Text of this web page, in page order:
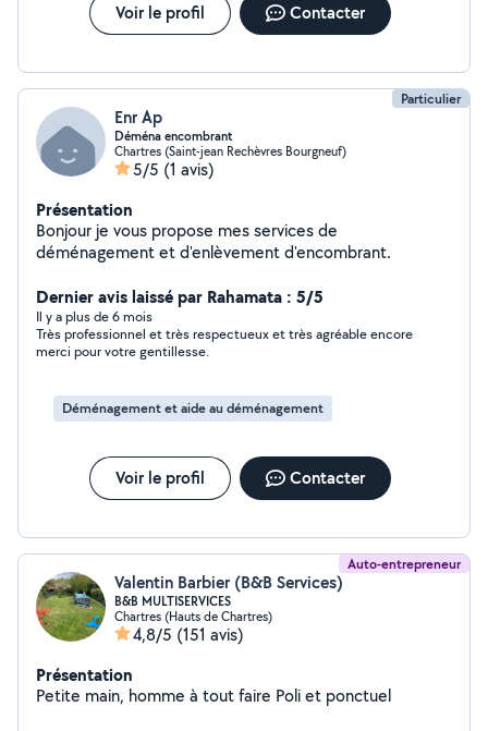
Voir le profil Contacter
Particulier
Enr Ap
Déména encombrant
Chartres (Saint-jean Rechèvres Bourgneuf)
5/5 (1 avis)
Présentation
Bonjour je vous propose mes services de
déménagement et d'enlèvement d'encombrant.
Dernier avis laissé par Rahamata : 5/5
Il y a plus de 6 mois
Très professionnel et très respectueux et très agréable encore
merci pour votre gentillesse.
Déménagement et aide au déménagement
Voir le profil Contacter
Auto-entrepreneur
Valentin Barbier (B&B Services)
B&B MULTISERVICES
Chartres (Hauts de Chartres)
4,8/5 (151 avis)
Présentation
Petite main, homme à tout faire Poli et ponctuel